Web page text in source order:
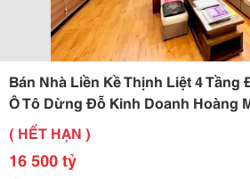
Bán Nhà Liền Kề Thịnh Liệt 4
Ô Tô Dừng Đỗ Kinh Doanh Hoàng
( HẾT HẠN )
16 500 tỷ